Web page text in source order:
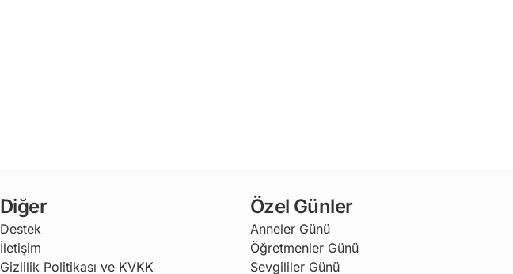
Diğer
Destek
İletişim
Gizlilik Politikası ve KVKK
Özel Günler
Anneler Günü
Öğretmenler Günü
Sevgililer Günü